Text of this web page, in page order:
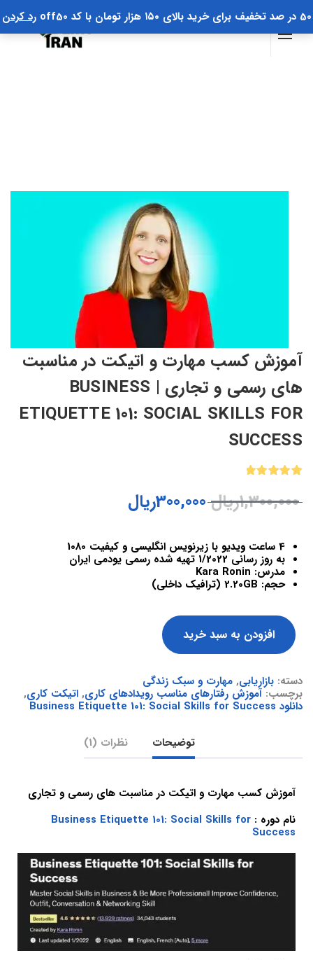
50 در صد تخفیف برای خرید بالای ۱۵۰ هزار تومان با کد off50 رد کردن
آموزش کسب مهارت و اتیکت در مناسبت
های رسمی و تجاری | BUSINESS
ETIQUETTE 101: SOCIAL SKILLS FOR
SUCCESS
از 5
در
1,300,000ریال 300,000ریال
4 ساعت ویدیو با زیرنویس انگلیسی و کیفیت 1080
به روز رسانی 1/2022 تهیه شده رسمی یودمی ایران
مدرس: Kara Ronin
حجم: 2.20GB (ترافیک داخلی)
افزودن به سبد خرید
دسته: بازاریابی, مهارت و سبک زندگی
برچسب: آموزش رفتارهای مناسب رویدادهای کاری, اتیکت کاری,
دانلود Business Etiquette 101: Social Skills for Success
توضیحات نظرات (1)
آموزش کسب مهارت و اتیکت در مناسبت های رسمی و تجاری
نام دوره : Business Etiquette 101: Social Skills for
Success